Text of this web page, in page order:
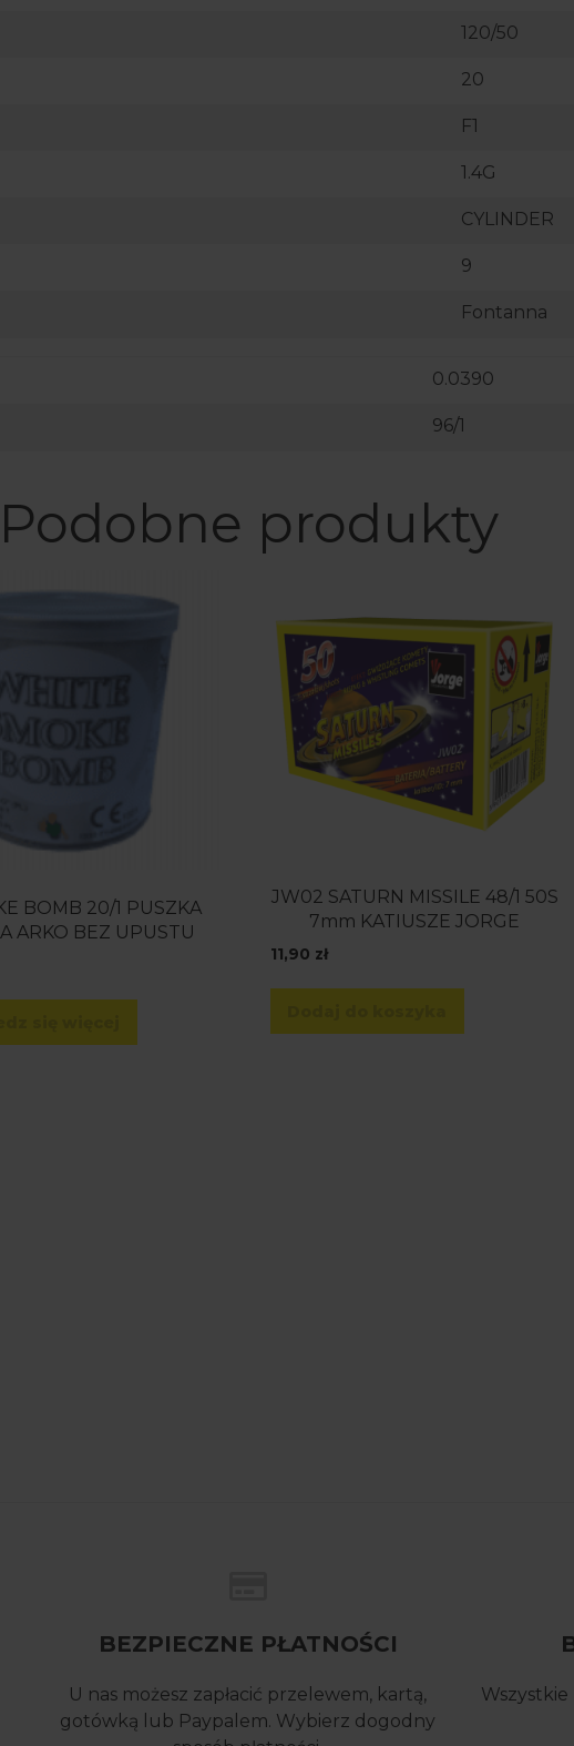
120/50
20
F1
1.4G
CYLINDER
9
Fontanna
0.0390
96/1
produkty
BOMB 20/1 PUSZKA
ARKO BEZ UPUSTU
JW02 SATURN MISSILE 48/1 50S
7mm KATIUSZE JORGE
11,90 zł
BEZPIECZNE PŁATNOŚCI
U nas możesz zapłacić przelewem, kartą,
gotówką lub Paypalem. Wybierz dogodny